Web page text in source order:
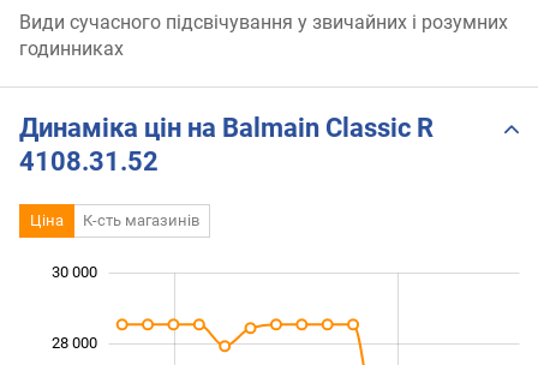
Види сучасного підсвічування у звичайних і розумних
годинниках
Динаміка цін на Balmain Classic R
4108.31.52
Ціна К-сть магазинів
28 000
30 000